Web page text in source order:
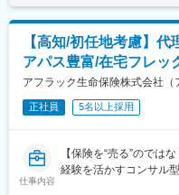
績賞与は全社業績と個
賞与の総支給月数は、
■働き方
在宅勤務からのリモー
度、直行直帰も可です
転勤の可能性がございま
■キャリアの選択肢
ジョブポスティング制
役割です。
創業企業への融資は年
創出しており、裾野が
また、そうした創業企
の挑戦する気持ちを後
融資検討のスピードも
という実感を持つこと
■配属部署
【高知/初任地考慮】
アパス豊富/在宅フレッ
アフラック生命保険株式会社（
正社員 5名以上採用
仕事内容
【保険を“売る”のでは
経験を活かすコンサル